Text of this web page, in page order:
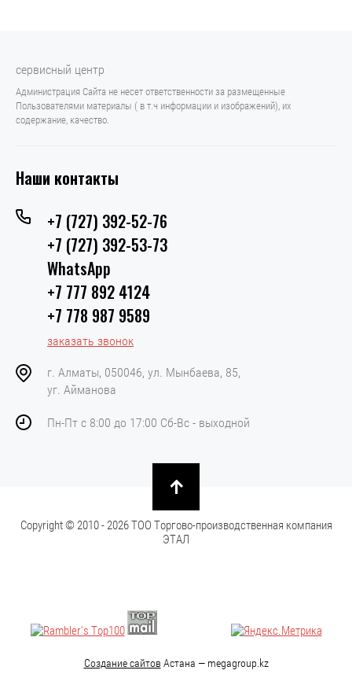
сервисный центр
Администрация Сайта не несет ответственности за размещенные
Пользователями материалы ( в т.ч информации и изображений), их
содержание, качество.
Наши контакты
+7 (727) 392-52-76
+7 (727) 392-53-73
WhatsApp
+7 777 892 4124
+7 778 987 9589
заказать звонок
г. Алматы, 050046, ул. Мынбаева, 85,
уг. Айманова
Пн-Пт с 8:00 до 17:00 Сб-Вс - выходной
Copyright © 2010 - 2026 ТОО Торгово-производственная компания
ЭТАЛ
Создание сайтов Астана — megagroup.kz